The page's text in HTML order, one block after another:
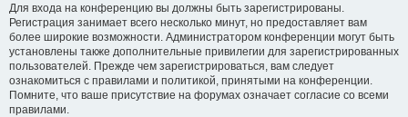
Для входа на конференцию вы должны быть зарегистрированы.
Регистрация занимает всего несколько минут, но предоставляет вам
более широкие возможности. Администратором конференции могут быть
установлены также дополнительные привилегии для зарегистрированных
пользователей. Прежде чем зарегистрироваться, вам следует
ознакомиться с правилами и политикой, принятыми на конференции.
Помните, что ваше присутствие на форумах означает согласие со всеми
правилами.